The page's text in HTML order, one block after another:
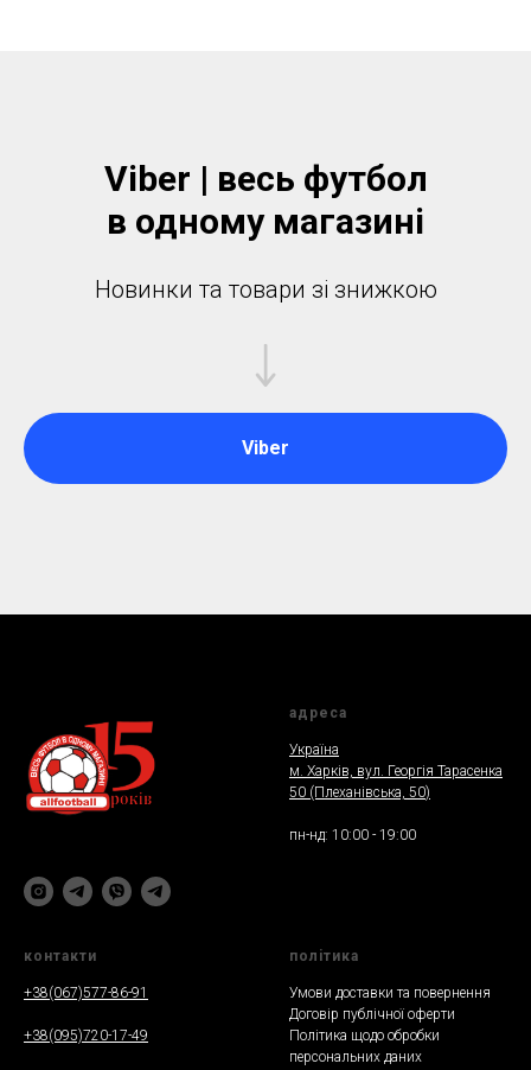
Viber | весь футбол
в одному магазинi
Новинки та товари зі знижкою
Viber
адреса
Україна
м. Харкiв, вул. Георгія Тарасенка
50 (Плеханiвська, 50)
пн-нд: 10:00 - 19:00
контакти
+38(067)577-86-91
+38(095)720-17-49
полiтика
Умови доставки та повернення
Договір публічної оферти
Політика щодо обробки
персональних даних